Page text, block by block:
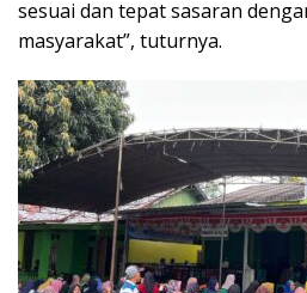
sesuai dan tepat sasaran
masyarakat”, tuturnya.